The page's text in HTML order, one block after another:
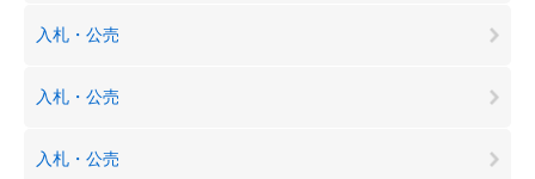
入札・公売
入札・公売
入札・公売